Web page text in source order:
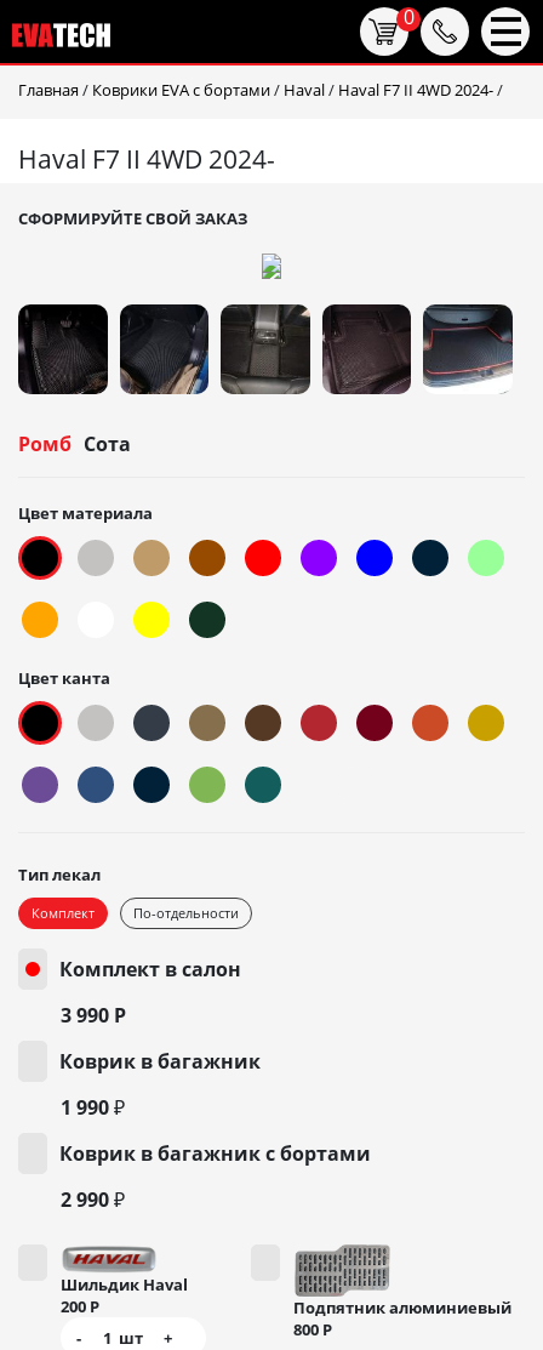
Главная / Коврики EVA c бортами/ Haval/ Haval F7 II 4WD 2024-/
Haval F7 II 4WD 2024-
СФОРМИРУЙТЕ СВОЙ ЗАКАЗ
Ромб Сота
Цвет материала
Цвет канта
Тип лекал
Комплект По-отдельности
Комплект в салон
3 990 Р
Коврик в багажник
1 990 ₽
Коврик в багажник с бортами
2 990 ₽
Шильдик Haval
200 Р
-
1 шт +
Подпятник алюминиевый
800 Р
0